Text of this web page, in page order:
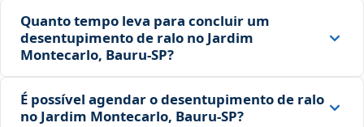
Quanto tempo leva para concluir um
desentupimento de ralo no Jardim
Montecarlo, Bauru‑SP?
É possível agendar o desentupimento de ralo
no Jardim Montecarlo, Bauru‑SP?